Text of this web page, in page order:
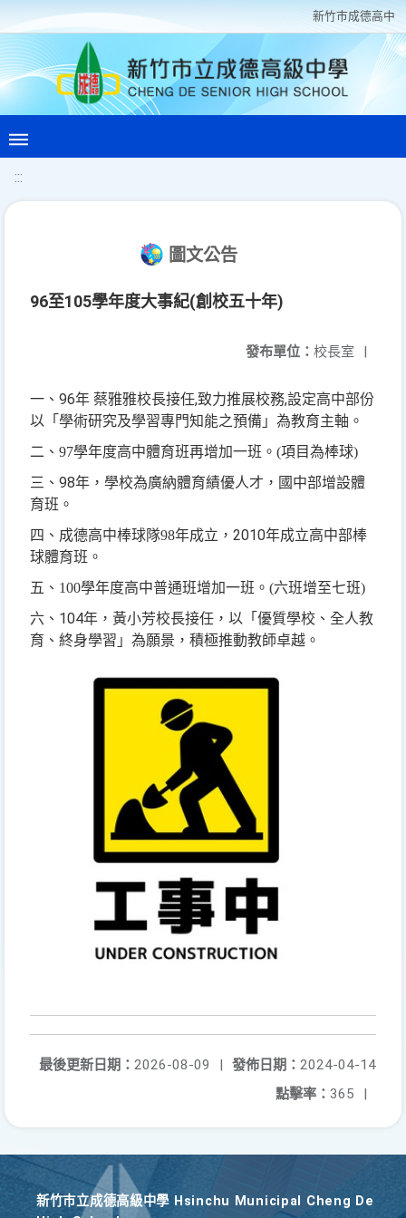
新竹巿成德高中
:::
圖文公告
96至105學年度大事紀(創校五十年)
發布單位： 校長室 |
一、 96年 蔡雅雅校長接任,致力推展校務,設定高中部份
以「學術研究及學習專門知能之預備」為教育主軸。
二、97學年度高中體育班再增加一班。(項目為棒球)
三、 98年，學校為廣納體育績優人才，國中部增設體
育班。
四、成德高中棒球隊98年成立， 2010年成立高中部棒
球體育班。
五、100學年度高中普通班增加一班。(六班增至七班)
六、 104年，黃小芳校長接任，以「優質學校、全人教
育、終身學習」為願景，積極推動教師卓越。
發佈日期： 2024-04-14
最後更新日期： 2026-08-09
|
點擊率： 365 |
新竹巿立成德高級中學 Hsinchu Municipal Cheng De